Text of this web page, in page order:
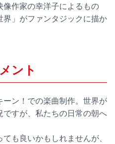
像作家の幸洋子によるもの
」がファンタジックに描か
ント
ン！での楽曲制作。世界が
すが、私たちの日常の朝へ
も良いかもしれませんが、